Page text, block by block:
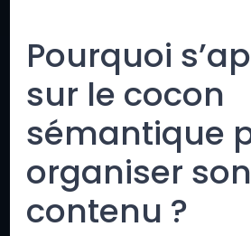
Pourquoi
sur le cocon
sémantique
organiser son
contenu ?